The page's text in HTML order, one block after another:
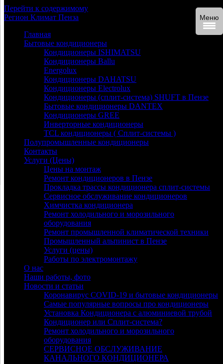
Перейти к содержимому
Регион Климат Пенза
Главная
Бытовые кондиционеры
Кондиционеры ISHIMATSU
Кондиционеры Ballu
Energolux
Кондиционеры DAHATSU
Кондиционеры Electrolux
Кондиционеры (сплит-система) SHUFT в Пензе
Бытовые кондиционеры DANTEX
Кондиционеры GREE
Инверторные кондиционеры
TCL кондиционеры ( Сплит-системы )
Полупромышленные кондиционеры
Контакты
Услуги (Цены)
Цены на монтаж
Ремонт кондиционеров в Пензе
Прокладка трассы кондиционера сплит-системы
Сервисное обслуживание кондиционеров
Химчистка кондиционера
Ремонт холодильного и морозильного
оборудования
Ремонт промышленной климатической техники
Промышленный альпинист в Пензе
Услуги (цены)
Работы по электромонтажу
О нас
Наши работы, фото
Новости и статьи
Коронавирус COVID-19 и бытовые кондиционеры
Самые популярные вопросы про кондиционеры
Установка Кондиционера с алюминиевой трубой
Кондиционер или Сплит-система?
Ремонт холодильного и морозильного
оборудования
СЕРВИСНОЕ ОБСЛУЖИВАНИЕ
КАНАЛЬНОГО КОНДИЦИОНЕРА
Меню